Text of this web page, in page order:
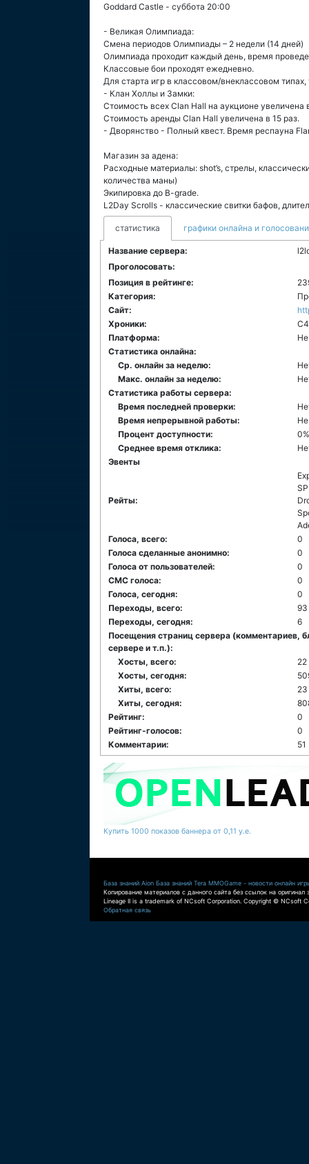
Goddard Castle - суббота 20:00
- Великая Олимпиада:
Смена периодов Олимпиады – 2 недели (14 дней)
Олимпиада проходит каждый день, время
Классовые бои проходят ежедневно.
Для старта игр в классовом/внеклассовом
- Клан Холлы и Замки:
Стоимость всех Clan Hall на аукционе увеличена
Стоимость аренды Clan Hall увеличена в 15 раз.
- Дворянство - Полный квест. Время респауна
Магазин за адена:
Расходные материалы: shot’s, стрелы,
количества маны)
Экипировка до B-grade.
L2Day Scrolls - классические свитки бафов,
статистика графики онлайна и
Название сервера:
Проголосовать:
Позиция в рейтинге:
Категория:
Сайт:
Хроники:
C4
Платформа:
Статистика онлайна:
Ср. онлайн за неделю:
Макс. онлайн за неделю:
Статистика работы сервера:
Время последней проверки:
Время непрерывной работы:
Процент доступности:
0%
Среднее время отклика:
Эвенты
Рейты:
Голоса, всего:
0
Голоса сделанные анонимно:
0
Голоса от пользователей:
0
СМС голоса:
0
Голоса, сегодня:
0
Переходы, всего:
93
Переходы, сегодня:
6
Посещения страниц сервера (комментариев,
сервере и т.п.):
Хосты, всего:
22
Хосты, сегодня:
Хиты, всего:
23
Хиты, сегодня:
Рейтинг:
0
Рейтинг-голосов:
0
Комментарии:
51
Купить 1000 показов баннера от 0,11 у.е.
База знаний Aion База знаний Tera MMOGame - новости онлайн
Копирование материалов с данного сайта без ссылок на оригинал
Lineage II is a trademark of NCsoft Corporation. Copyright © NCsoft
Обратная связь